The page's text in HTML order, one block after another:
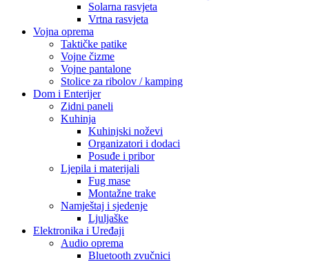
Solarna rasvjeta
Vrtna rasvjeta
Vojna oprema
Taktičke patike
Vojne čizme
Vojne pantalone
Stolice za ribolov / kamping
Dom i Enterijer
Zidni paneli
Kuhinja
Kuhinjski noževi
Organizatori i dodaci
Posuđe i pribor
Ljepila i materijali
Fug mase
Montažne trake
Namještaj i sjedenje
Ljuljaške
Elektronika i Uređaji
Audio oprema
Bluetooth zvučnici